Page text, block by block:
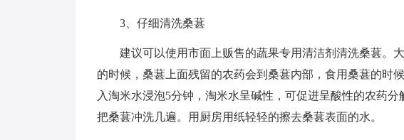
3、仔细清洗桑葚
建议可以使用市面上贩售的蔬果专用清洁剂清洗桑葚。
的时候，桑葚上面残留的农药会到桑葚内部，食用桑葚的时
入淘米水浸泡5分钟，淘米水呈碱性，可促进呈酸性的农药
把桑葚冲洗几遍。用厨房用纸轻轻的擦去桑葚表面的水。